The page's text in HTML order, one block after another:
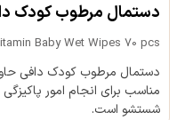
دستمال مرطوب کودک دافی
Baby Wet Wipes 70 pcs
مناسب برای انجام امور
شستشو است.